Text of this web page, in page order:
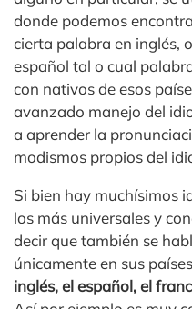
donde podemos
cierta palabra en inglés,
español tal o cual
con nativos de esos
avanzado manejo del
a aprender la
modismos propios del
Si bien hay muchísimos
los más universales y
decir que también se
únicamente en sus
inglés, el español, el